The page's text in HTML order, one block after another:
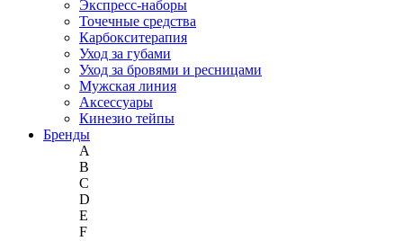
Экспресс-наборы
Точечные средства
Карбокситерапия
Уход за губами
Уход за бровями и ресницами
Мужская линия
Аксессуары
Кинезио тейпы
Бренды
A
B
C
D
E
F